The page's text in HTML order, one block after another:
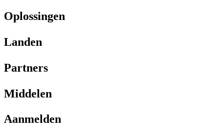
Oplossingen​​
Landen​​
Partners​​
Middelen​​
Aanmelden​​